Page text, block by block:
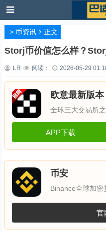
> 币资讯 正文
Storj币价值怎么样？
LR 阅读： 2026-05-29
欧意最新版本
全球三大交易所
APP下载
币安
Binance全球加密
官